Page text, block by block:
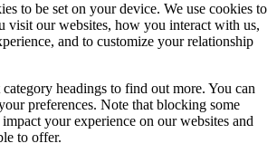
to be set on your device. We use cookies to
visit our websites, how you interact with us,
and to customize your relationship
headings to find out more. You can
preferences. Note that blocking some
your experience on our websites and
to offer.